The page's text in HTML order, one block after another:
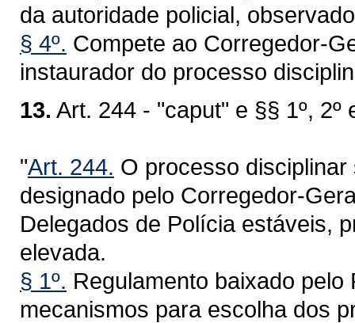
da autoridade policial,
§ 4º. Compete ao Corregedor-
instaurador do processo
13. Art. 244 - "caput" e §§ 1º,
"Art. 244. O processo
designado pelo Corregedor-
Delegados de Polícia estáveis,
elevada.
§ 1º. Regulamento baixado
mecanismos para escolha dos